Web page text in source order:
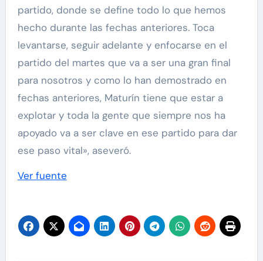
partido, donde se define todo lo que hemos
hecho durante las fechas anteriores. Toca
levantarse, seguir adelante y enfocarse en el
partido del martes que va a ser una gran final
para nosotros y como lo han demostrado en
fechas anteriores, Maturín tiene que estar a
explotar y toda la gente que siempre nos ha
apoyado va a ser clave en ese partido para dar
ese paso vital», aseveró.
Ver fuente